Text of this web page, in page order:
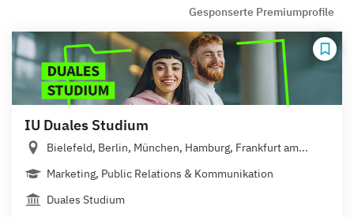
Gesponserte Premiumprofile
IU Duales Studium
Bielefeld, Berlin, München, Hamburg, Frankfurt am...
Marketing, Public Relations & Kommunikation
Duales Studium